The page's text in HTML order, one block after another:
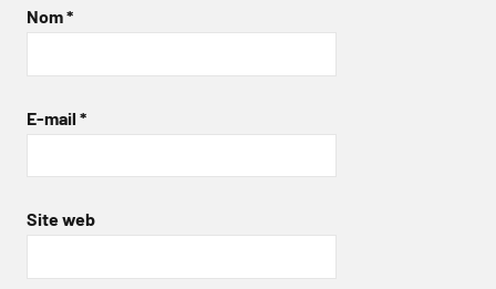
Nom*
E-mail *
Site web